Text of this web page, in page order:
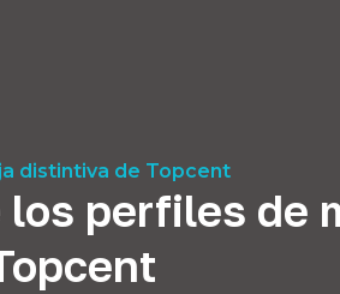
distintiva de Topcent
perfiles de